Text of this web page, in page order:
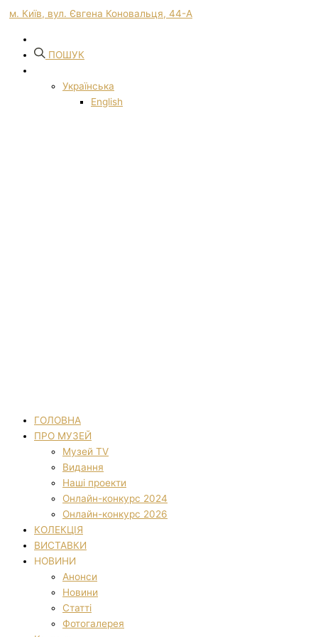
м. Київ, вул. Євгена Коновальця, 44-А
ПОШУК
Українська
English
ГОЛОВНА
ПРО МУЗЕЙ
Музей TV
Видання
Наші проекти
Онлайн-конкурс 2024
Онлайн-конкурс 2026
КОЛЕКЦІЯ
ВИСТАВКИ
НОВИНИ
Анонси
Новини
Статті
Фотогалерея